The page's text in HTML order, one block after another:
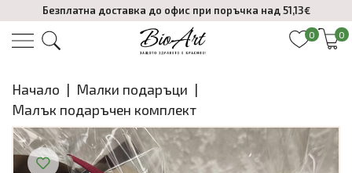
Безплатна доставка до офис при поръчка над 51,13€
0 0
Начало | Малки подаръци |
Малък подаръчен комплект